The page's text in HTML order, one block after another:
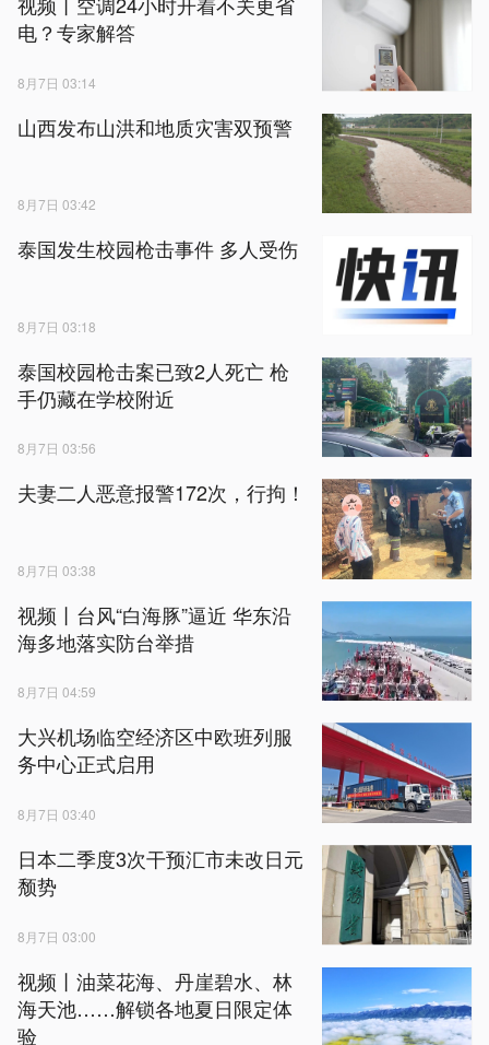
电？专家解答
8月7日 03:14
山西发布山洪和地质灾害双预警
8月7日 03:42
泰国发生校园枪击事件 多人受伤
8月7日 03:18
泰国校园枪击案已致2人死亡 枪
手仍藏在学校附近
8月7日 03:56
夫妻二人恶意报警172次，行拘！
8月7日 03:38
视频丨台风“白海豚”逼近 华东沿
海多地落实防台举措
8月7日 04:59
大兴机场临空经济区中欧班列服
务中心正式启用
8月7日 03:40
日本二季度3次干预汇市未改日元
颓势
8月7日 03:00
视频丨油菜花海、丹崖碧水、林
海天池……解锁各地夏日限定体
验